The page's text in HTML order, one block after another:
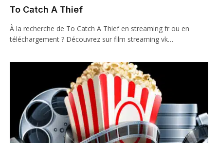
To Catch A Thief
À la recherche de To Catch A Thief en streaming fr ou en
téléchargement ? Découvrez sur film streaming vk…